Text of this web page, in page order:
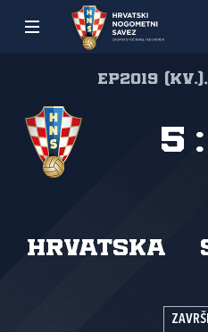
EP2019
Hrvatska
5 :